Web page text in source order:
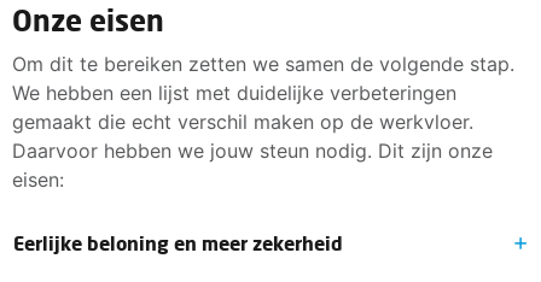
Onze eisen
Om dit te bereiken zetten we samen de volgende stap.
We hebben een lijst met duidelijke verbeteringen
gemaakt die echt verschil maken op de werkvloer.
Daarvoor hebben we jouw steun nodig. Dit zijn onze
eisen:
Eerlijke beloning en meer zekerheid